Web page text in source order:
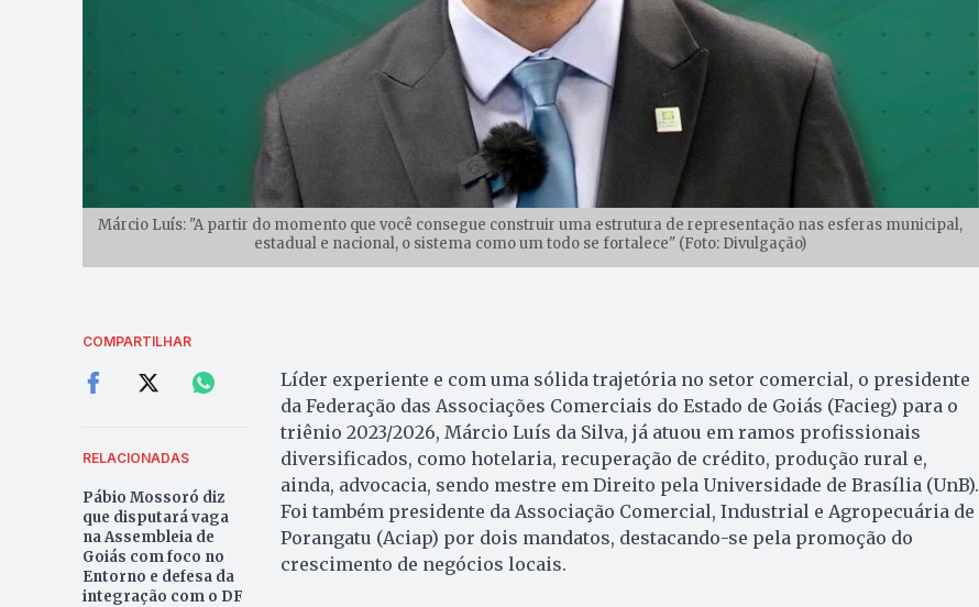
Márcio Luís: "A partir do momento que você consegue construir uma estrutura de representação nas esferas municipal,
estadual e nacional, o sistema como um todo se fortalece" (Foto: Divulgação)
COMPARTILHAR
RELACIONADAS
Pábio Mossoró diz
que disputará vaga
na Assembleia de
Goiás com foco no
Entorno e defesa da
integração com o DF
Líder experiente e com uma sólida trajetória no setor comercial, o presidente
da Federação das Associações Comerciais do Estado de Goiás (Facieg) para o
triênio 2023/2026, Márcio Luís da Silva, já atuou em ramos profissionais
diversificados, como hotelaria, recuperação de crédito, produção rural e,
ainda, advocacia, sendo mestre em Direito pela Universidade de Brasília (UnB).
Foi também presidente da Associação Comercial, Industrial e Agropecuária de
Porangatu (Aciap) por dois mandatos, destacando-se pela promoção do
crescimento de negócios locais.